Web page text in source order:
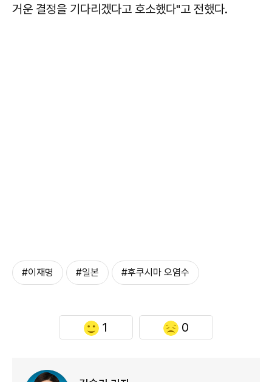
거운 결정을 기다리겠다고 호소했다"고 전했다.
#이재명 #일본 #후쿠시마 오염수
1 0